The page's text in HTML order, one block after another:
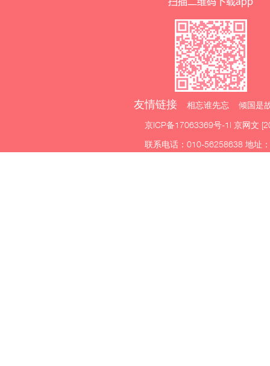
友情链接 相忘谁先忘 倾国是
京ICP备17063369号-1 | 京网文
联系电话：010-56258638 地址